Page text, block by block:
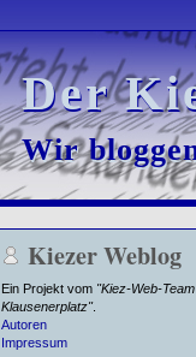
Der
Der
Wir
Wir
Kiezer Weblog
Ein Projekt vom "Kiez-Web-Team
Klausenerplatz".
Autoren
Impressum